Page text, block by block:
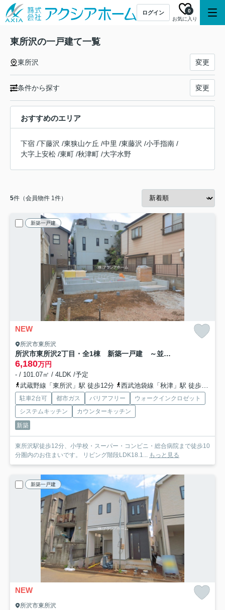
ログイン
お気に入り
0
東所沢の一戸建て一覧
東所沢 変更
条件から探す 変更
おすすめのエリア
下宿 /下藤沢 /東狭山ケ丘 /中里 /東藤沢 /小手指南 /
大字上安松 /東町 /秋津町 /大字水野
5件（会員物件 1件）
新築一戸建
NEW
所沢市東所沢
所沢市東所沢2丁目・全1棟 新築一戸建 ～並列駐車2台可～
6,180万円
- / 101.07㎡ / 4LDK /予定
武蔵野線「東所沢」駅 徒歩12分
西武池袋線「秋津」駅 徒歩52分
駐車2台可 都市ガス バリアフリー
ウォークインクロゼット
システムキッチン
カウンターキッチン
新築
東所沢駅徒歩12分、小学校・スーパー・コンビニ・総合病院まで徒歩10
分圏内のお住まいです。 リビング階段LDK18.1... もっと見る
新築一戸建
NEW
所沢市東所沢